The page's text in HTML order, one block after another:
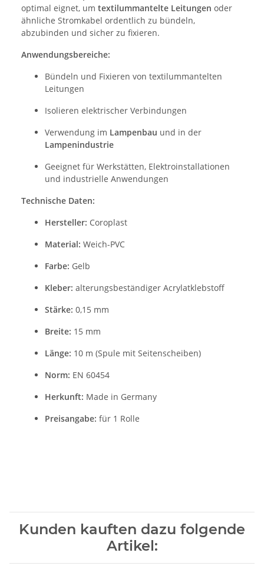
optimal eignet, um textilummantelte Leitungen oder
ähnliche Stromkabel ordentlich zu bündeln,
abzubinden und sicher zu fixieren.
Anwendungsbereiche:
Bündeln und Fixieren von textilummantelten
Leitungen
Isolieren elektrischer Verbindungen
Verwendung im Lampenbau und in der
Lampenindustrie
Geeignet für Werkstätten, Elektroinstallationen
und industrielle Anwendungen
Technische Daten:
Hersteller: Coroplast
Material: Weich-PVC
Farbe: Gelb
Kleber: alterungsbeständiger Acrylatklebstoff
Stärke: 0,15 mm
Breite: 15 mm
Länge: 10 m (Spule mit Seitenscheiben)
Norm: EN 60454
Herkunft: Made in Germany
Preisangabe: für 1 Rolle
Kunden kauften dazu folgende
Artikel: